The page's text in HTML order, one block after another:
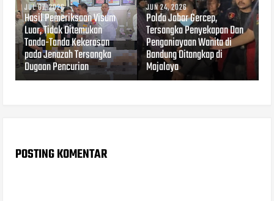
JUL 07, 2026
Hasil Pemeriksaan Visum
Luar, Tidak Ditemukan
Tanda-Tanda Kekerasan
pada Jenazah Tersangka
Dugaan Pencurian
JUN 24, 2026
Polda Jabar Gercep,
Tersangka Penyekapan Dan
Penganiayaan Wanita di
Bandung Ditangkap di
Majalaya
POSTING KOMENTAR